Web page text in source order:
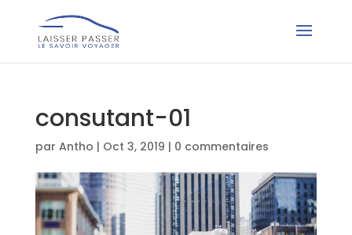
consutant-01
par Antho | Oct 3, 2019 | 0 commentaires